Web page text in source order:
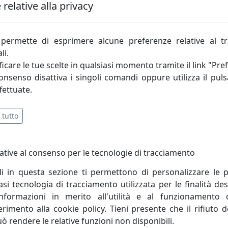
suo fondatore, Ippoliti Terzo (1949-2014). L’uomo
piccoli prodotti in plexiglass, avendo intuito le
ed ecologico materiale.
privilegiato, impiegato per realizzazioni di
(specifici test hanno dimostrato come il
totalmente, qualunque tipo di distorsione ottica.),
risultano quasi infrangibili, e dimostrando una
innovazione tecnologica ed artigianalità, in grado
di design che arredano l’ambiente domestico.
che consentono di lavorare tutte le tipologie
di lavoro, formata da decine di anni di
relative alla privacy
di esprimere alcune preferenze relative al
le tue scelte in qualsiasi momento tramite il link
disattiva i singoli comandi oppure utilizza il
tutto
al consenso per le tecnologie di tracciamento
in questa sezione ti permettono di personalizzare le
tecnologia di tracciamento utilizzata per le finalità
in merito all'utilità e al
alla cookie policy. Tieni presente che il rifiuto
rendere le relative funzioni non disponibili.